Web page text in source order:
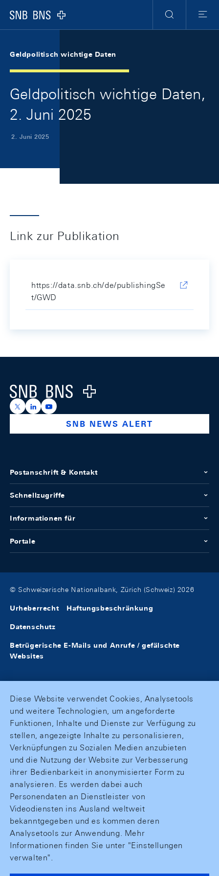
Logo
Suche
Menu
Geldpolitisch wichtige Daten
Geldpolitisch wichtige Daten,
2. Juni 2025
2. Juni 2025
Link zur Publikation
https://data.snb.ch/de/publishingSe
t/GWD
Logo
https://x.com/snb_bns
https://ch.linkedin.com/company/swiss-national-
https://www.youtube.com/@swissnationalbank
SNB NEWS ALERT
Postanschrift & Kontakt
Schnellzugriffe
Informationen für
Portale
© Schweizerische Nationalbank, Zürich (Schweiz) 2026
Urheberrecht Haftungsbeschränkung
Datenschutz
Betrügerische E-Mails und Anrufe / gefälschte
Websites
Diese Website verwendet Cookies, Analysetools
und weitere Technologien, um angeforderte
Funktionen, Inhalte und Dienste zur Verfügung zu
stellen, angezeigte Inhalte zu personalisieren,
Verknüpfungen zu Sozialen Medien anzubieten
und die Nutzung der Website zur Verbesserung
ihrer Bedienbarkeit in anonymisierter Form zu
analysieren. Es werden dabei auch
Personendaten an Dienstleister von
Videodiensten ins Ausland weltweit
bekanntgegeben und es kommen deren
Analysetools zur Anwendung. Mehr
Informationen finden Sie unter "Einstellungen
verwalten".